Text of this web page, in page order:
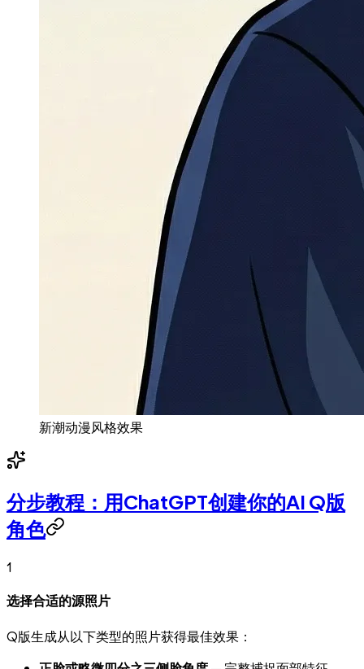
新潮动漫风格效果
分步教程：用ChatGPT创建你的AI Q版
角色
1
选择合适的源照片
Q版生成从以下类型的照片获得最佳效果：